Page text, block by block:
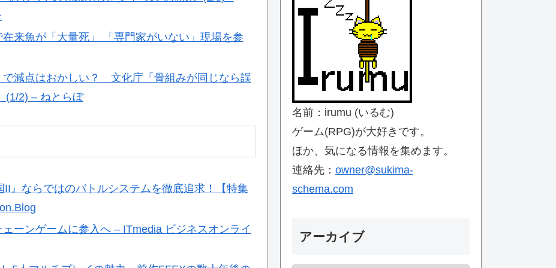
在来魚が「大量死」 「専門家がいない」現場を参
で減点はおかしい？ 文化庁「骨組みが同じなら誤
(1/2) – ねとらぼ
』ならではのバトルシステムを徹底追求！【特集
ーンゲームに参入へ – ITmedia ビジネスオンライ
名前：irumu (いるむ)
ゲーム(RPG)が大好きです。
ほか、気になる情報を集めます。
連絡先： owner@sukima-
schema.com
アーカイブ